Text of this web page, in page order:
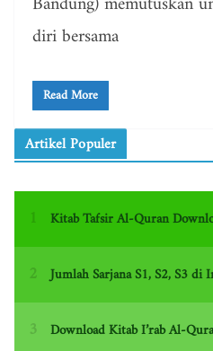
diri bersama
Read More
Artikel Populer